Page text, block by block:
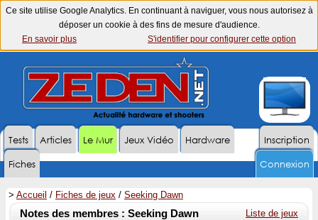
Ce site utilise Google Analytics. En continuant à naviguer, vous nous autorisez à
déposer un cookie à des fins de mesure d'audience.
En savoir plus
S'identifier pour configurer cette option
Inscription
Tests Articles Le Mur Jeux Vidéo
Hardware
Fiches
Connexion
> Accueil / Fiches de jeux / Seeking Dawn
Liste de jeux
Notes des membres : Seeking Dawn